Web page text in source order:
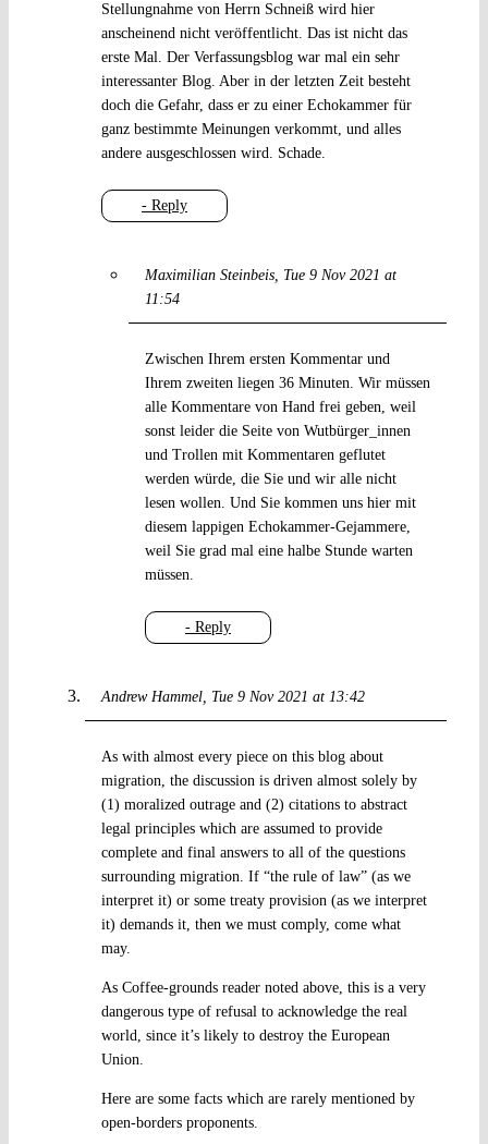
- Reply
Stellungnahme von Herrn Schneiß wird hier
anscheinend nicht veröffentlicht. Das ist nicht das
erste Mal. Der Verfassungsblog war mal ein sehr
interessanter Blog. Aber in der letzten Zeit besteht
doch die Gefahr, dass er zu einer Echokammer für
ganz bestimmte Meinungen verkommt, und alles
andere ausgeschlossen wird. Schade.
Maximilian Steinbeis
Tue 9 Nov 2021 at
11:54
- Reply
Zwischen Ihrem ersten Kommentar und
Ihrem zweiten liegen 36 Minuten. Wir müssen
alle Kommentare von Hand frei geben, weil
sonst leider die Seite von Wutbürger_innen
und Trollen mit Kommentaren geflutet
werden würde, die Sie und wir alle nicht
lesen wollen. Und Sie kommen uns hier mit
diesem lappigen Echokammer-Gejammere,
weil Sie grad mal eine halbe Stunde warten
müssen.
Andrew Hammel Tue 9 Nov 2021 at 13:42
As with almost every piece on this blog about
migration, the discussion is driven almost solely by
(1) moralized outrage and (2) citations to abstract
legal principles which are assumed to provide
complete and final answers to all of the questions
surrounding migration. If “the rule of law” (as we
interpret it) or some treaty provision (as we interpret
it) demands it, then we must comply, come what
may.
As Coffee-grounds reader noted above, this is a very
dangerous type of refusal to acknowledge the real
world, since it’s likely to destroy the European
Union.
Here are some facts which are rarely mentioned by
open-borders proponents.